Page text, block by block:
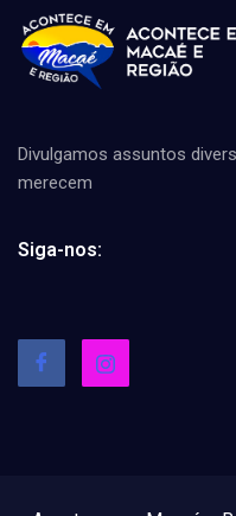
Divulgamos assuntos
merecem
Siga-nos: